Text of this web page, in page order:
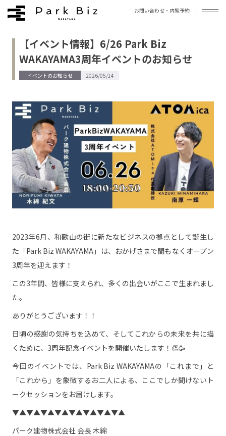
お問い合わせ・内覧予約
拠点について
お知らせ
よくあるご質問
アクセス
お問い合わせ
プライバシーポリシー
©︎Park Biz WAKAYAMA / Photo by 今西浩文
【イベント情報】6/26 Park Biz
WAKAYAMA3周年イベントのお知らせ
イベントのお知らせ 2026/05/14
2023年6月、和歌山の街に新たなビジネスの拠点として誕生し
た「Park Biz WAKAYAMA」は、おかげさまで間もなくオープン
3周年を迎えます！
この3年間、皆様に支えられ、多くの出会いがここで生まれまし
た。
ありがとうございます！！
日頃の感謝の気持ちを込めて、そしてこれからの未来を共に描
くために、3周年記念イベントを開催いたします！👏🥳
今回のイベントでは、Park Biz WAKAYAMAの「これまで」と
「これから」を象徴するお二人による、ここでしか聞けないト
ークセッションをお届けします。
▼▲▼▲▼▲▼▲▼▲▼▲▼▲▼▲
パーク建物株式会社 会長 木綿